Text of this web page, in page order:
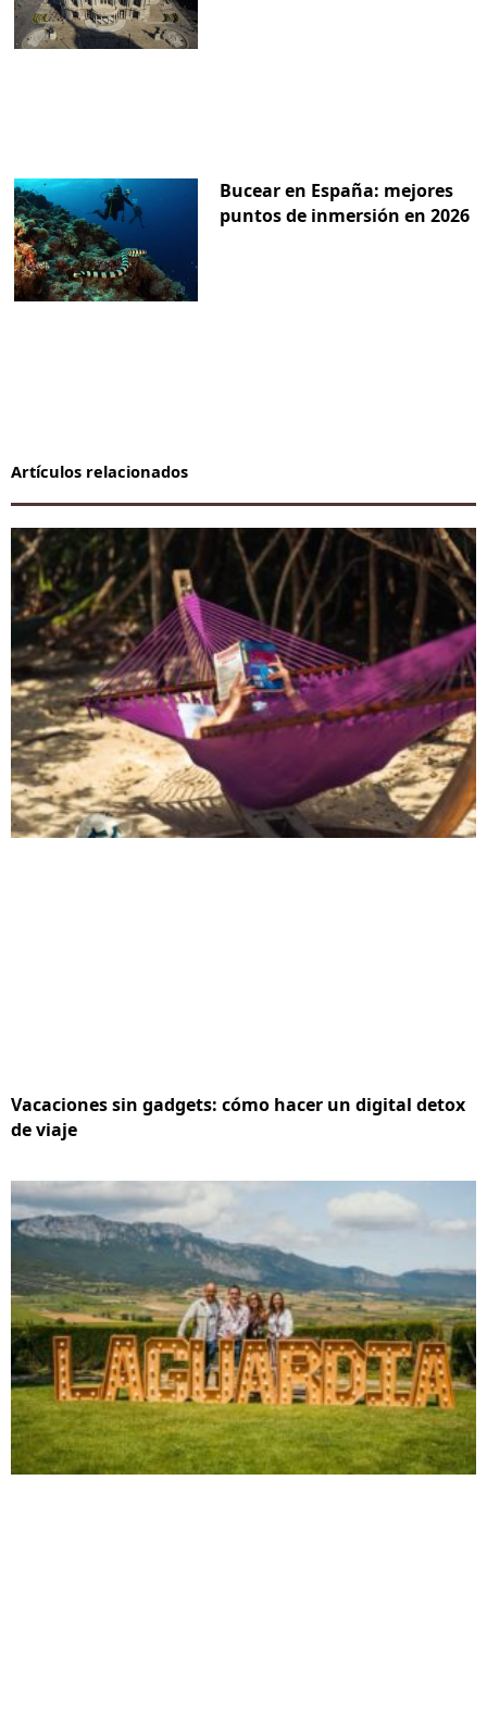
Bucear en España: mejores
puntos de inmersión en 2026
Artículos relacionados
Vacaciones sin gadgets: cómo hacer un digital detox
de viaje